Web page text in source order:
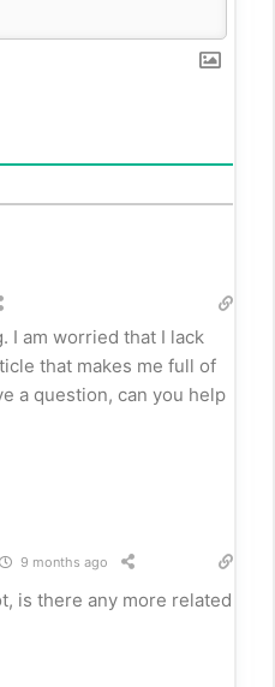
I am worried that I lack
that makes me full of
a question, can you help
9 months ago
is there any more related